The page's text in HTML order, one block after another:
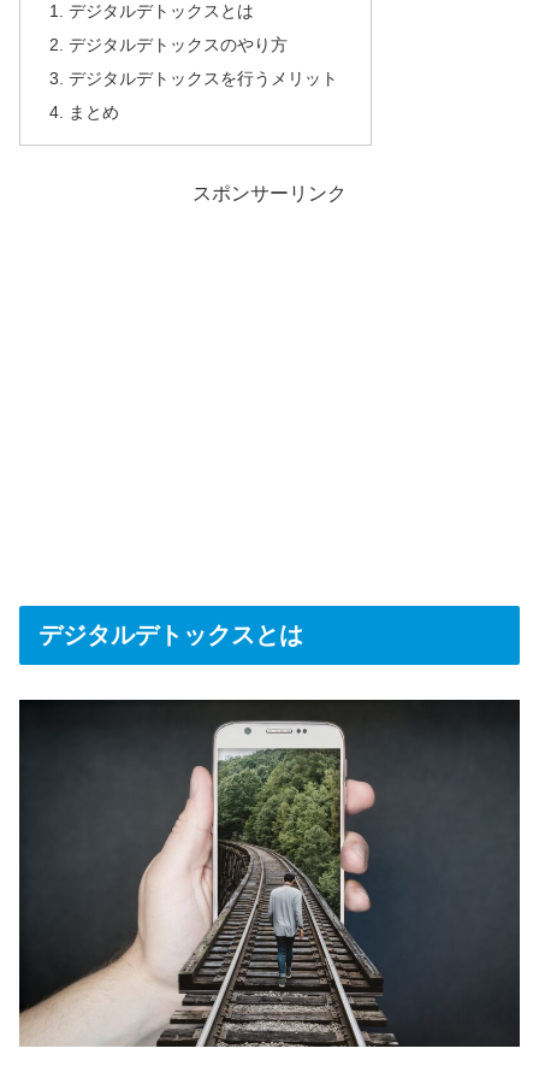
デジタルデトックスとは
デジタルデトックスのやり方
デジタルデトックスを行うメリット
まとめ
スポンサーリンク
デジタルデトックスとは